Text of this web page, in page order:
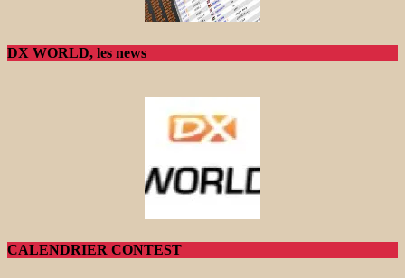
DX WORLD, les news
CALENDRIER CONTEST